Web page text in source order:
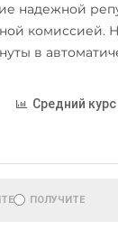
надежной
комиссией.
в
Средний курс
ПОЛУЧИТЕ